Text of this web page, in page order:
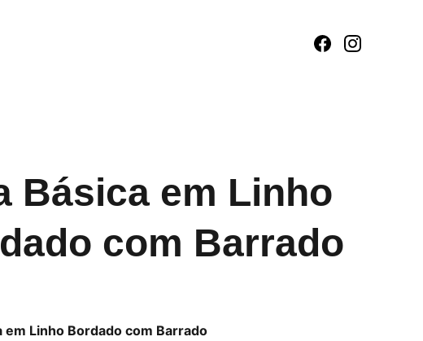
Básica em Linho
com Barrado
em Linho Bordado com Barrado